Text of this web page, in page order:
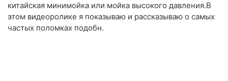
китайская минимойка или мойка высокого давления.В
этом видеоролике я показываю и рассказываю о самых
частых поломках подобн.